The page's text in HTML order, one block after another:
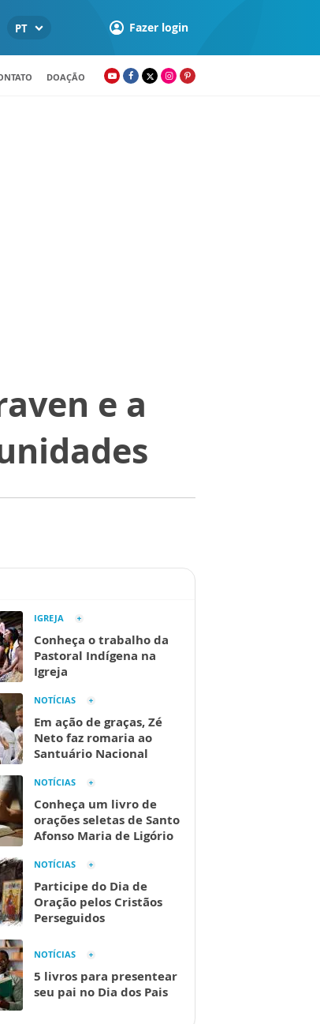
PT Fazer login
DOAÇÃO
e a
IGREJA
Conheça o trabalho da
Pastoral Indígena na
Igreja
NOTÍCIAS
Em ação de graças, Zé
Neto faz romaria ao
Santuário Nacional
NOTÍCIAS
Conheça um livro de
orações seletas de Santo
Afonso Maria de Ligório
NOTÍCIAS
Participe do Dia de
Oração pelos Cristãos
Perseguidos
NOTÍCIAS
5 livros para presentear
seu pai no Dia dos Pais